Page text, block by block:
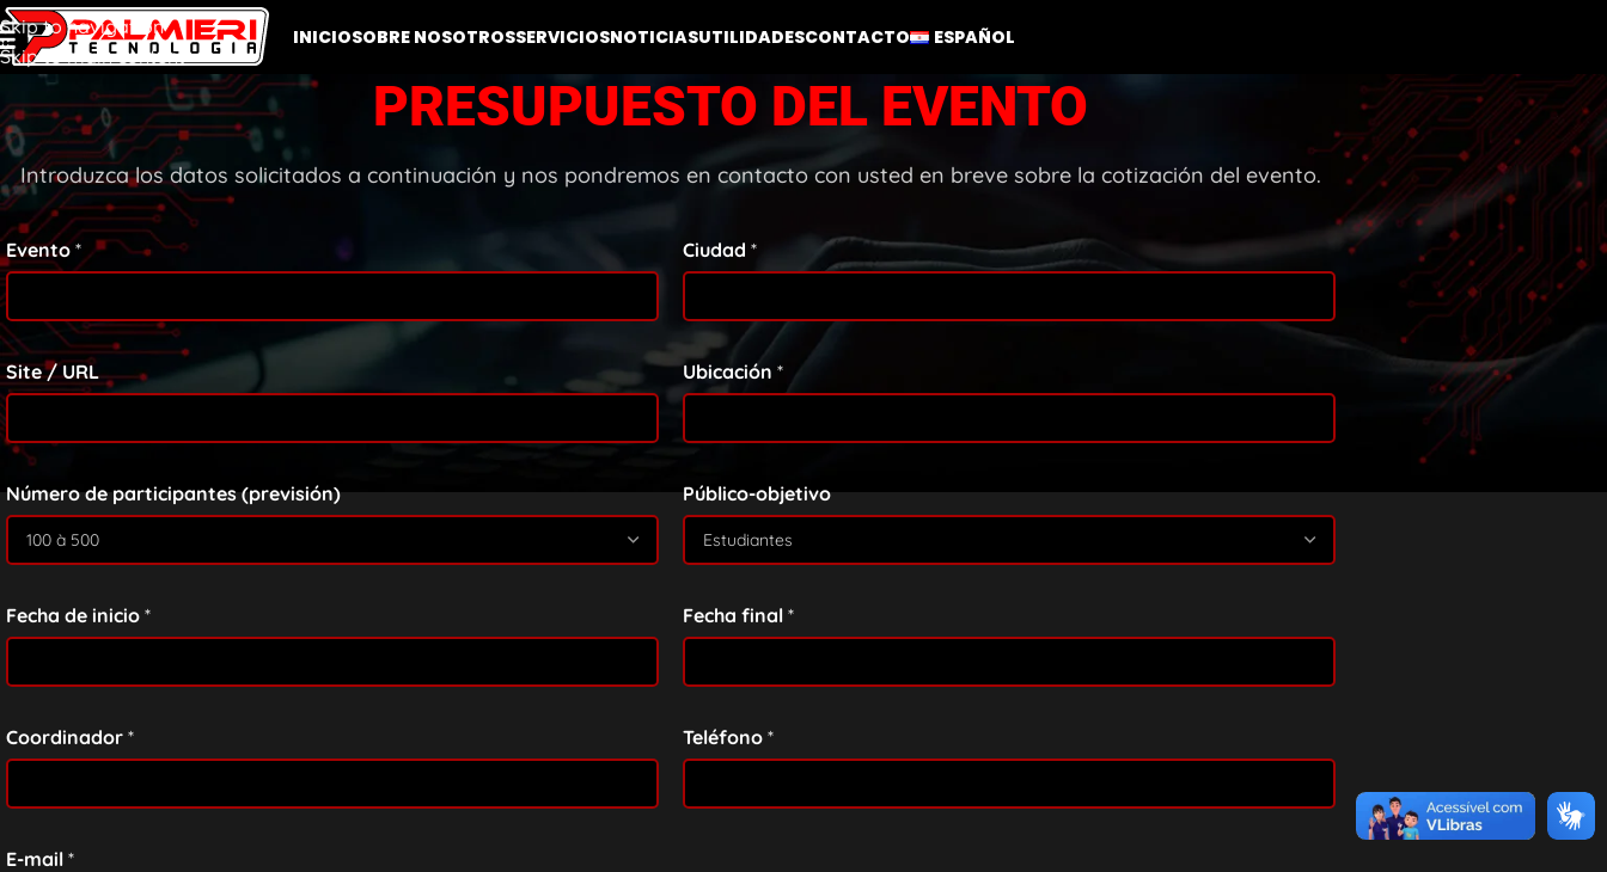
Skip to navigation
Skip to main content
INICIOSOBRE NOSOTROSSERVICIOSNOTICIASUTILIDADESCONTACTO ESPAÑOL
PRESUPUESTO DEL EVENTO
Introduzca los datos solicitados a continuación y nos pondremos en contacto con usted en breve sobre la cotización del evento.
Evento*
Site / URL
Número de participantes (previsión)
Ciudad*
Ubicación*
Público-objetivo
Fecha de inicio* Fecha final*
Coordinador*
E-mail*
Teléfono*